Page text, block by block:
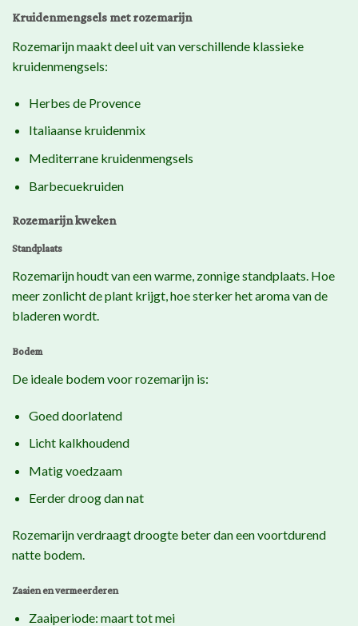
Kruidenmengsels met rozemarijn
Rozemarijn maakt deel uit van verschillende klassieke
kruidenmengsels:
Herbes de Provence
Italiaanse kruidenmix
Mediterrane kruidenmengsels
Barbecuekruiden
Rozemarijn kweken
Standplaats
Rozemarijn houdt van een warme, zonnige standplaats. Hoe
meer zonlicht de plant krijgt, hoe sterker het aroma van de
bladeren wordt.
Bodem
De ideale bodem voor rozemarijn is:
Goed doorlatend
Licht kalkhoudend
Matig voedzaam
Eerder droog dan nat
Rozemarijn verdraagt droogte beter dan een voortdurend
natte bodem.
Zaaien en vermeerderen
Zaaiperiode: maart tot mei